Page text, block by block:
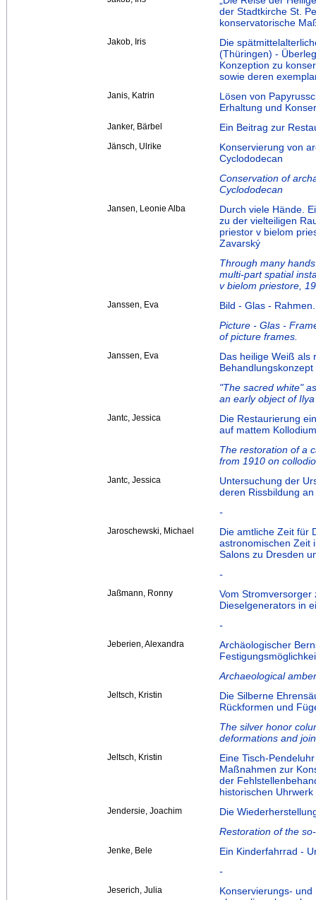
der Stadtkirche St.
konservatorische
Jakob, Iris
Die
(Thüringen) -
Konzeption zu
sowie deren
Janis, Katrin
Lösen von
Erhaltung und
Janker, Bärbel Ein Beitrag zur
Jänsch, Ulrike
Konservierung von
Cyclododecan
Conservation of
Cyclododecan
Jansen, Leonie Alba
Durch viele Hände.
zu der vielteiligen
priestor v bielom
Zavarský
Through many
multi-part spatial
v bielom priestore,
Janssen, Eva
Bild - Glas -
Picture - Glas -
of picture frames.
Janssen, Eva
Das heilige Weiß als
"The sacred white"
an early object of
Jantc, Jessica
Die Restaurierung
auf mattem
The restoration of a
from 1910 on
Jantc, Jessica
Untersuchung der
deren Rissbildung
-
Jaroschewski, Michael
Die amtliche Zeit für
astronomischen Zeit
Salons zu Dresden
-
Jaßmann, Ronny
Vom
Dieselgenerators in
-
Jeberien, Alexandra
Archäologischer
Archaeological
Jeltsch, Kristin
Die Silberne
Rückformen und
The silver honor
deformations and
Jeltsch, Kristin
Eine Tisch-
Maßnahmen zur
der
historischen Uhrwerk
Jendersie, Joachim
Die
Restoration of the
Jenke, Bele
Ein Kinderfahrrad -
-
Jeserich, Julia
Konservierungs-